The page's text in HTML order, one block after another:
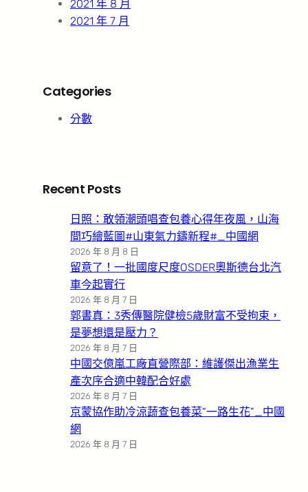
2021 年 8 月
2021 年 7 月
Categories
分數
Recent Posts
日照：敢領潮頭唱查包養心得年夜風，山海
間巧繪藍圖#山東氣力鑄新程#_中國網
2026 年 8 月 8 日
留意了！一批國度尺度OSDER奧斯德台北汽
車今起實行
2026 年 8 月 7 日
郭書真：3秀傳醫院健檢5歲財富不受拘束，
是夢想還是壓力？
2026 年 8 月 7 日
中國交億嵐工廠直營際部：維護傑出漁業生
產次序合適中韓配合好處
2026 年 8 月 7 日
京蒙協作助冷涼蔬查包養菜“一路生花”_中國
網
2026 年 8 月 7 日